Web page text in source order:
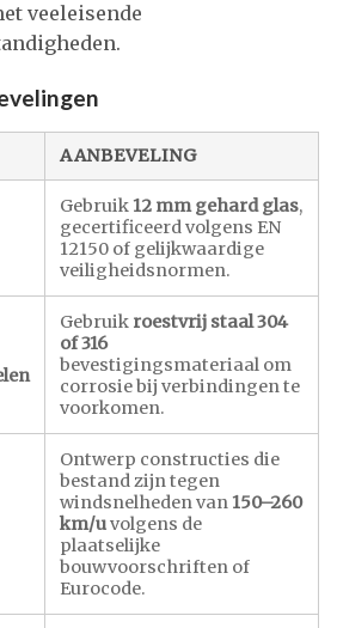
veeleisende
AANBEVELING
Gebruik12 mm gehard glas,
gecertificeerd volgens EN
12150 of gelijkwaardige
veiligheidsnormen.
Gebruik roestvrij staal 304
of 316
bevestigingsmateriaal om
corrosie bij verbindingen te
voorkomen.
Ontwerp constructies die
bestand zijn tegen
windsnelheden van150–260
km/uvolgens de
plaatselijke
bouwvoorschriften of
Eurocode.